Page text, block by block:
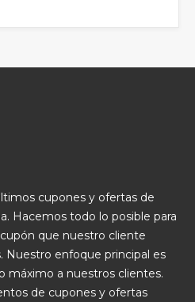
cupones y ofertas de
Hacemos todo lo posible para
que nuestro cliente
Nuestro enfoque principal es
máximo a nuestros clientes.
de cupones y ofertas